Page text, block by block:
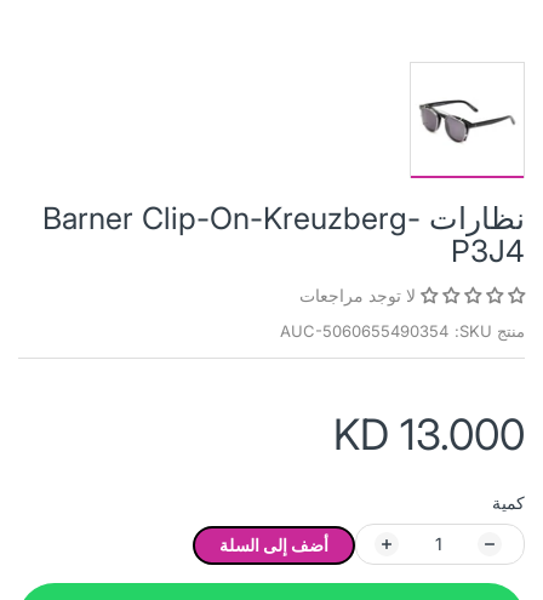
نظارات Barner Clip-On-Kreuzberg-
P3J4
لا توجد مراجعات
منتج SKU: AUC-5060655490354
KD 13.000
كمية
أضف إلى السلة